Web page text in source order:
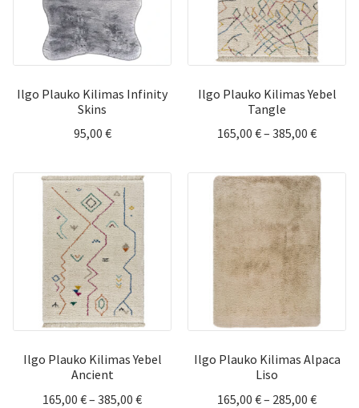
Ilgo Plauko Kilimas Infinity
Skins
95,00 €
Ilgo Plauko Kilimas Yebel
Tangle
165,00 €– 385,00 €Price
165,00 €
385,00 €
Ilgo Plauko Kilimas Yebel
Ancient
165,00 €– 385,00 €Price
Ilgo Plauko Kilimas Alpaca
Liso
165,00 €– 285,00 €Price